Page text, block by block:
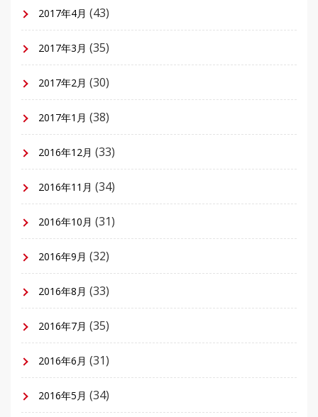
2017年4月 (43)
2017年3月 (35)
2017年2月 (30)
2017年1月 (38)
2016年12月 (33)
2016年11月 (34)
2016年10月 (31)
2016年9月 (32)
2016年8月 (33)
2016年7月 (35)
2016年6月 (31)
2016年5月 (34)